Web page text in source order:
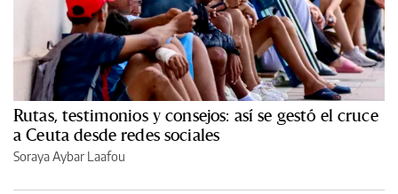
Rutas, testimonios y consejos: así se gestó el cruce
a Ceuta desde redes sociales
Soraya Aybar Laafou